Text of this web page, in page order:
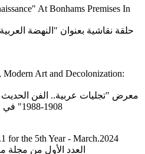
At Bonhams Premises In
حلقة نقاشية بعنوان "النهضة
Art and Decolonization:
معرض "تجليات عربية.. الفن الحديث
for the 5th Year - March.2024
العدد الأول من مجلة